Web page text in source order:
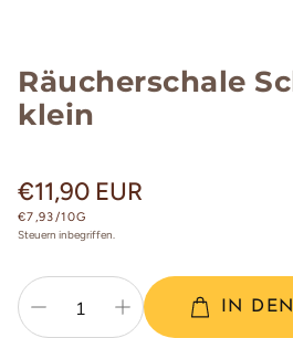
Räucherschale
klein
Normaler
Preis
€11,90 EUR
STÜCKPREIS
€7,93/10G
Steuern inbegriffen.
IN